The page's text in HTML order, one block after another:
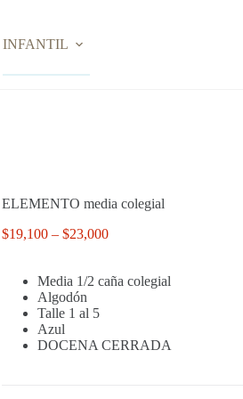
INFANTIL
ELEMENTO media colegial
$19,100 – $23,000Price
through
Media 1/2 caña colegial
Algodón
Talle 1 al 5
Azul
DOCENA CERRADA